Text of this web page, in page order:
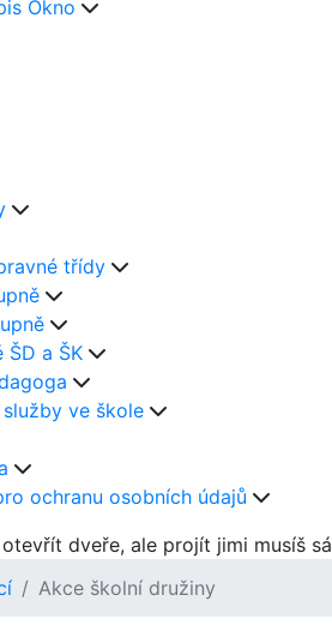
Okno
třídy
ŠD a ŠK
ve škole
ochranu osobních údajů
dveře, ale projít jimi musíš
Akce školní družiny